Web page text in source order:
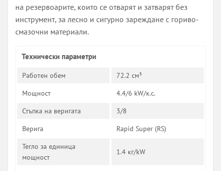
на резервоарите, които се отварят и затварят без
инструмент, за лесно и сигурно зареждане с гориво-
смазочни материали.
Технически параметри
Работен обем
72.2 см³
Мощност
4.4/6 kW/к.с.
Стъпка на веригата
3/8
Верига
Rapid Super (RS)
Тегло за единица
мощност
1.4 кг/kW